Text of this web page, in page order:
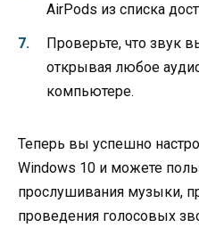
AirPods из списка
Проверьте, что звук
открывая любое
компьютере.
Теперь вы успешно
Windows 10 и можете
прослушивания музыки,
проведения голосовых